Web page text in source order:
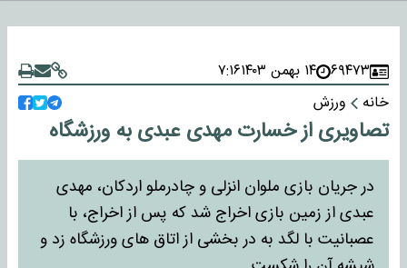
۶۹۴۷۳ ۱۴ بهمن ۱۴۰۳
۷:۱۶
خانه
ورزش
تصاویری از خسارت مهدی عبدی به ورزشگاه
در جریان بازی ملوان انزلی و چادرملو اردکان، مهدی
عبدی از زمین بازی اخراج شد که پس از اخراج، با
عصبانیت با لگد به در بخشی از اتاق های ورزشگاه زد و